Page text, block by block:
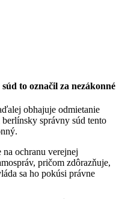
to označil za nezákonné
obhajuje odmietanie
správny súd tento
ochranu verejnej
pričom zdôrazňuje,
sa ho pokúsi právne